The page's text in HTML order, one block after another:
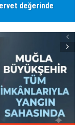
değerinde